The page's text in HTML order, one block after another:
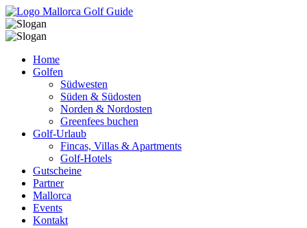
Home
Golfen
Südwesten
Süden & Südosten
Norden & Nordosten
Greenfees buchen
Golf-Urlaub
Fincas, Villas & Apartments
Golf-Hotels
Gutscheine
Partner
Mallorca
Events
Kontakt